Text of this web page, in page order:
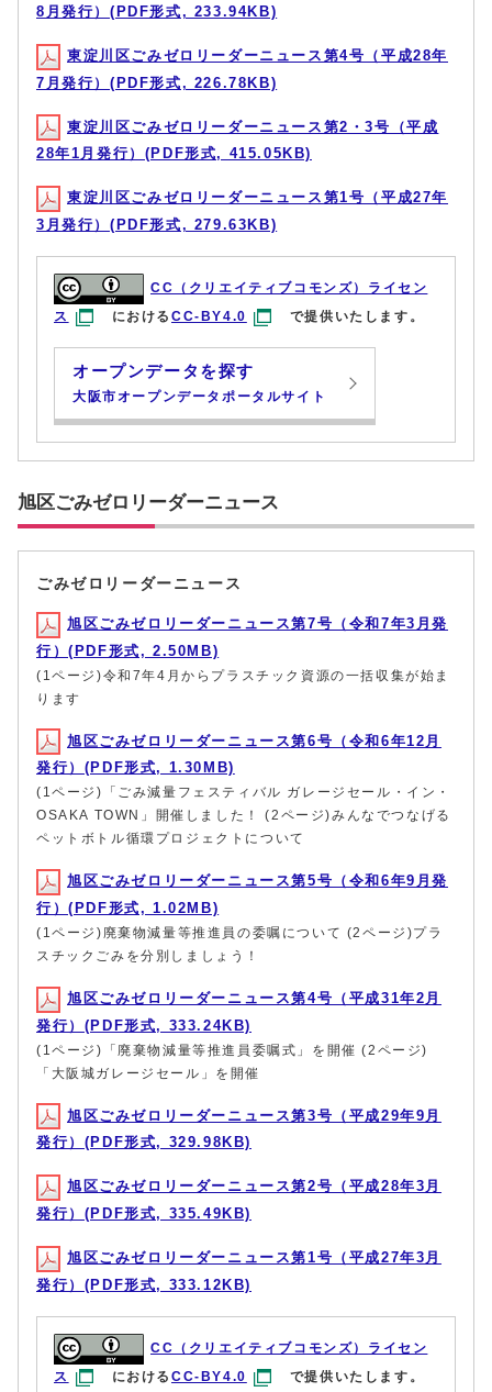
8月発行）(PDF形式, 233.94KB)
東淀川区ごみゼロリーダーニュース第4号（平成28年
7月発行）(PDF形式, 226.78KB)
東淀川区ごみゼロリーダーニュース第2・3号（平成
28年1月発行）(PDF形式, 415.05KB)
東淀川区ごみゼロリーダーニュース第1号（平成27年
3月発行）(PDF形式, 279.63KB)
CC（クリエイティブコモンズ）ライセン
ス
におけるCC-BY4.0 で提供いたします。
オープンデータを探す
大阪市オープンデータポータルサイト
旭区ごみゼロリーダーニュース
ごみゼロリーダーニュース
旭区ごみゼロリーダーニュース第7号（令和7年3月発
行）(PDF形式, 2.50MB)
(1ページ)令和7年4月からプラスチック資源の一括収集が始ま
ります
旭区ごみゼロリーダーニュース第6号（令和6年12月
発行）(PDF形式, 1.30MB)
(1ページ)「ごみ減量フェスティバル ガレージセール・イン・
OSAKA TOWN」開催しました！ (2ページ)みんなでつなげる
ペットボトル循環プロジェクトについて
旭区ごみゼロリーダーニュース第5号（令和6年9月発
行）(PDF形式, 1.02MB)
(1ページ)廃棄物減量等推進員の委嘱について (2ページ)プラ
スチックごみを分別しましょう！
旭区ごみゼロリーダーニュース第4号（平成31年2月
発行）(PDF形式, 333.24KB)
(1ページ)「廃棄物減量等推進員委嘱式」を開催 (2ページ)
「大阪城ガレージセール」を開催
旭区ごみゼロリーダーニュース第3号（平成29年9月
発行）(PDF形式, 329.98KB)
旭区ごみゼロリーダーニュース第2号（平成28年3月
発行）(PDF形式, 335.49KB)
旭区ごみゼロリーダーニュース第1号（平成27年3月
発行）(PDF形式, 333.12KB)
CC（クリエイティブコモンズ）ライセン
ス
におけるCC-BY4.0 で提供いたします。